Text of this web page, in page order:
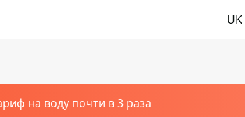
UK
на воду почти в 3 раза